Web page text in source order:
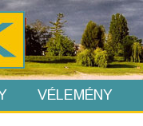
VÉLEMÉNY